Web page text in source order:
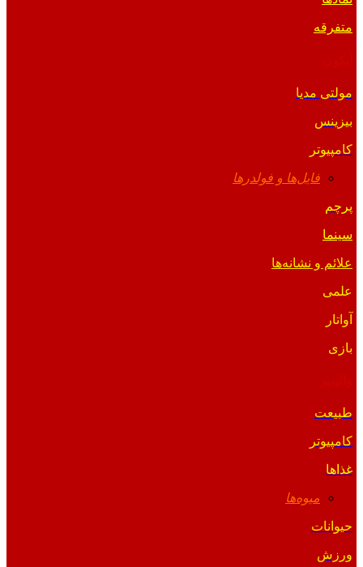
متفرقه
مولتی مدیا
بیزینس
کامپیوتر
فایل‌ها و فولدرها
پرچم
سینما
علائم و نشانه‌ها
علمی
آواتار
بازی
طبیعت
کامپیوتر
غذاها
میوه‌ها
حیوانات
ورزش